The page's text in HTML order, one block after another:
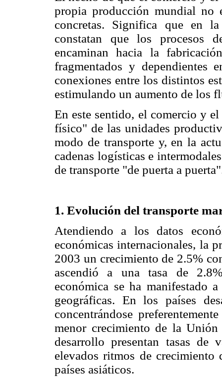
propia producción mundial no
concretas. Significa que en
constatan que los procesos
encaminan hacia la
fragmentados y dependientes
conexiones entre los distintos
estimulando un aumento de los
En este sentido, el comercio y
físico" de las unidades
modo de transporte y, en la
cadenas logísticas e
de transporte "de puerta a
1. Evolución del transporte
Atendiendo a los datos
económicas internacionales, la
2003 un crecimiento de 2.5%
ascendió a una tasa de
económica se ha manifestado
geográficas. En los países
concentrándose
menor crecimiento de la
desarrollo presentan tasas
elevados ritmos de
países asiáticos.